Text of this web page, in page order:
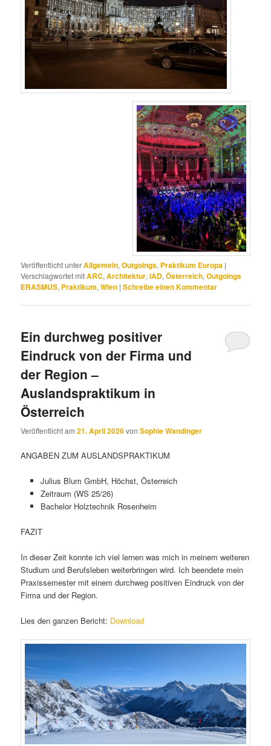
Veröffentlicht unterAllgemein,Outgoings, Praktikum Europa |
Verschlagwortet mitARC,Architektur,IAD,Österreich,Outgoings
ERASMUS, Praktikum,Wien |Schreibe einen Kommentar
Ein durchweg positiver
Eindruck von der Firma und
der Region –
Auslandspraktikum in
Österreich
Veröffentlicht am21. April 2026vonSophie Wandinger
ANGABEN ZUM AUSLANDSPRAKTIKUM
Julius Blum GmbH, Höchst, Österreich
Zeitraum (WS 25/26)
Bachelor Holztechnik Rosenheim
FAZIT
In dieser Zeit konnte ich viel lernen was mich in meinem weiteren
Studium und Berufsleben weiterbringen wird. Ich beendete mein
Praxissemester mit einem durchweg positiven Eindruck von der
Firma und der Region.
Lies den ganzen Bericht: Download